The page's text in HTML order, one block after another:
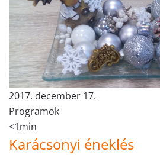
2017. december 17.
Programok
<1min
Karácsonyi éneklés